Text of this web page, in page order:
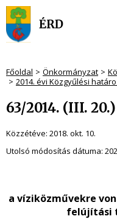
Főoldal Önkormányzat
2014. évi Közgyűlési
63/2014. (III.
Közzétéve: 2018. okt. 10.
Utolsó módosítás dátuma:
a víziközművekre
felújítási